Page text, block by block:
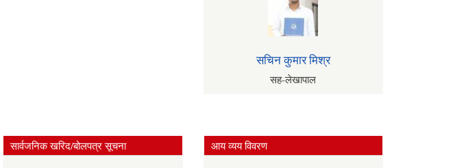
सचिन कुमार मिश्र
सह-लेखापाल
सार्वजनिक खरिद/बोलपत्र सूचना आय व्यय विवरण